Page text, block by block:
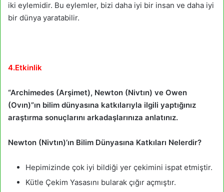
iki eylemidir. Bu eylemler, bizi daha iyi bir insan ve daha iyi
bir dünya yaratabilir.
4.Etkinlik
“Archimedes (Arşimet), Newton (Nivtın) ve Owen
(Ovın)”ın bilim dünyasına katkılarıyla ilgili yaptığınız
araştırma sonuçlarını arkadaşlarınıza anlatınız.
Newton (Nivtın)’ın Bilim Dünyasına Katkıları Nelerdir?
Hepimizinde çok iyi bildiği yer çekimini ispat etmiştir.
Kütle Çekim Yasasını bularak çığır açmıştır.